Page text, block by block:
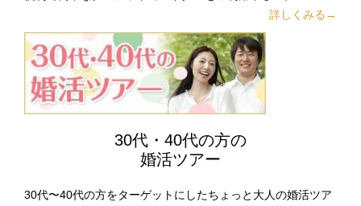
詳しくみる→
30代・40代の方の
婚活ツアー
30代〜40代の方をターゲットにしたちょっと大人の婚活ツア